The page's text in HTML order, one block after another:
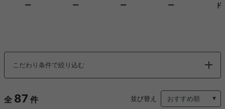
ー
ー
ー
ー
ド
こだわり条件で絞り込む
全 87 件 並び替え